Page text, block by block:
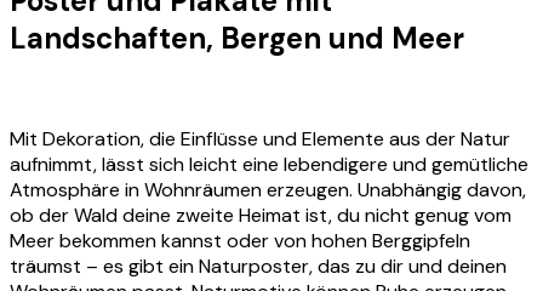
Landschaften, Bergen und Meer
Mit Dekoration, die Einflüsse und Elemente aus der Natur
aufnimmt, lässt sich leicht eine lebendigere und gemütliche
Atmosphäre in Wohnräumen erzeugen. Unabhängig davon,
ob der Wald deine zweite Heimat ist, du nicht genug vom
Meer bekommen kannst oder von hohen Berggipfeln
träumst – es gibt ein Naturposter, das zu dir und deinen